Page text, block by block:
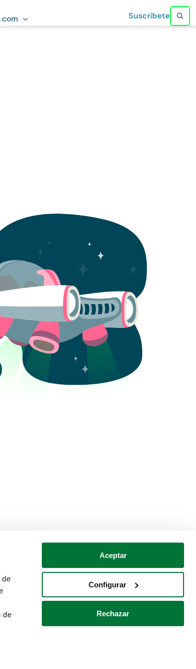
de
de
Aceptar
Configurar
Rechazar
Suscríbete